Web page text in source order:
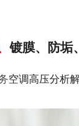
镀膜、防垢
空调高压分析